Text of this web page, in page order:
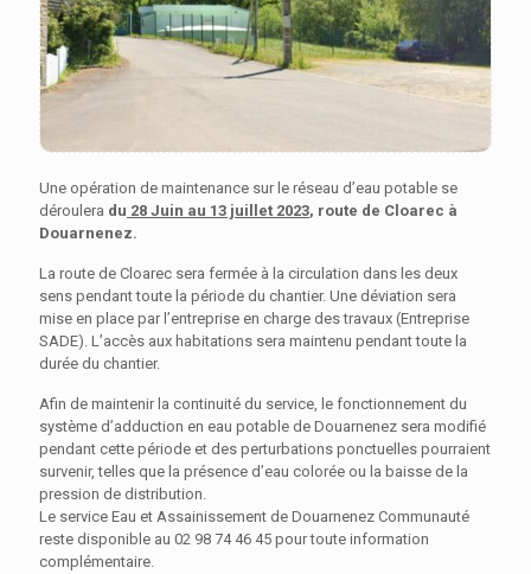
Une opération de maintenance sur le réseau d’eau potable se
déroulera du 28 Juin au 13 juillet 2023, route de Cloarec à
Douarnenez.
La route de Cloarec sera fermée à la circulation dans les deux
sens pendant toute la période du chantier. Une déviation sera
mise en place par l’entreprise en charge des travaux (Entreprise
SADE). L’accès aux habitations sera maintenu pendant toute la
durée du chantier.
Afin de maintenir la continuité du service, le fonctionnement du
système d’adduction en eau potable de Douarnenez sera modifié
pendant cette période et des perturbations ponctuelles pourraient
survenir, telles que la présence d’eau colorée ou la baisse de la
pression de distribution.
Le service Eau et Assainissement de Douarnenez Communauté
reste disponible au 02 98 74 46 45 pour toute information
complémentaire.